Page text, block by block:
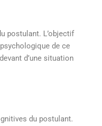
postulant. L’objectif
de ce
d’une situation
du postulant.